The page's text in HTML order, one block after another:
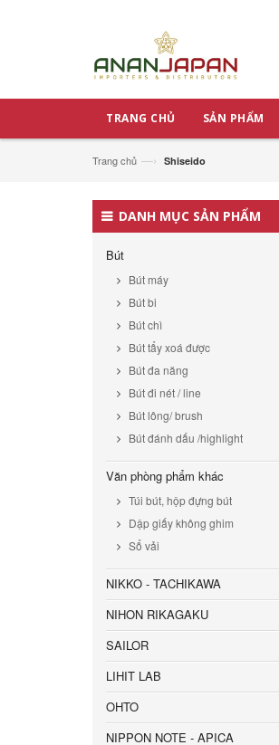
TRANG CHỦ SẢN PHẨM
Trang chủ —› Shiseido
DANH MỤC SẢN PHẨM
Bút
Bút máy
Bút bi
Bút chì
Bút tẩy xoá được
Bút đa năng
Bút đi nét / line
Bút lông/ brush
Bút đánh dấu /highlight
Văn phòng phẩm khác
Túi bút, hộp đựng bút
Dập giấy không ghim
Sổ vải
NIKKO - TACHIKAWA
NIHON RIKAGAKU
SAILOR
LIHIT LAB
OHTO
NIPPON NOTE - APICA